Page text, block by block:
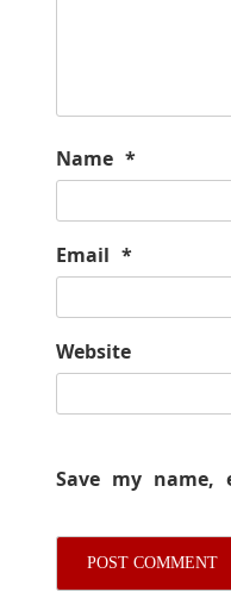
Name *
Email *
Website
Save my